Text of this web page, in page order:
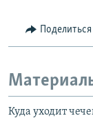
Поделиться
Куда уходит